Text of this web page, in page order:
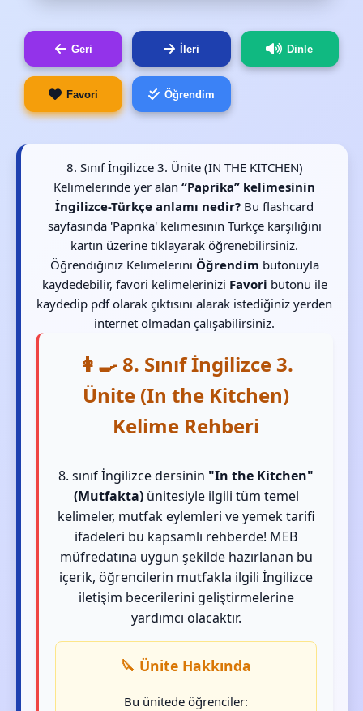
Geri İleri Dinle
Favori Öğrendim
8. Sınıf İngilizce 3. Ünite (IN THE KITCHEN)
Kelimelerinde yer alan“Paprika” kelimesinin
İngilizce-Türkçe anlamı nedir? Bu flashcard
sayfasında 'Paprika' kelimesinin Türkçe karşılığını
kartın üzerine tıklayarak öğrenebilirsiniz.
Öğrendiğiniz Kelimelerini Öğrendim butonuyla
kaydedebilir, favori kelimelerinizi Favori butonu ile
kaydedip pdf olarak çıktısını alarak istediğiniz yerden
internet olmadan çalışabilirsiniz.
👩‍🍳 8. Sınıf İngilizce 3.
Ünite (In the Kitchen)
Kelime Rehberi
8. sınıf İngilizce dersinin "In the Kitchen"
(Mutfakta)ünitesiyle ilgili tüm temel
kelimeler, mutfak eylemleri ve yemek tarifi
ifadeleri bu kapsamlı rehberde! MEB
müfredatına uygun şekilde hazırlanan bu
içerik, öğrencilerin mutfakla ilgili İngilizce
iletişim becerilerini geliştirmelerine
yardımcı olacaktır.
🔪 Ünite Hakkında
Bu ünitede öğrenciler: